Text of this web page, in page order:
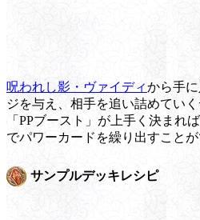
呪われし影・ヴァイディから手に
ジを与え、相手を追い詰めてい
「PPブースト」が上手く決まれ
でパワーカードを繰り出すことが
サンプルデッキレシピ